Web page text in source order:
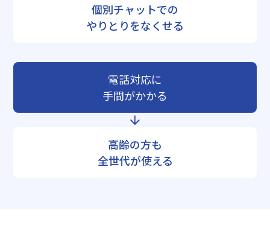
個別チャットでの
やりとりをなくせる
電話対応に
手間がかかる
高齢の方も
全世代が使える